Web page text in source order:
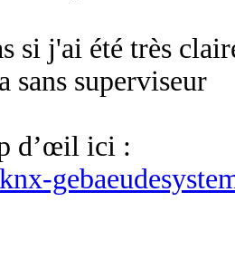
si j'ai été très
sans superviseur
d’œil ici :